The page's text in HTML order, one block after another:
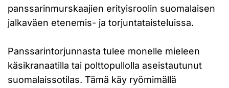
panssarinmurskaajien erityisroolin suomalaisen
jalkaväen etenemis- ja torjuntataisteluissa.
Panssarintorjunnasta tulee monelle mieleen
käsikranaatilla tai polttopullolla aseistautunut
suomalaissotilas. Tämä käy ryömimällä